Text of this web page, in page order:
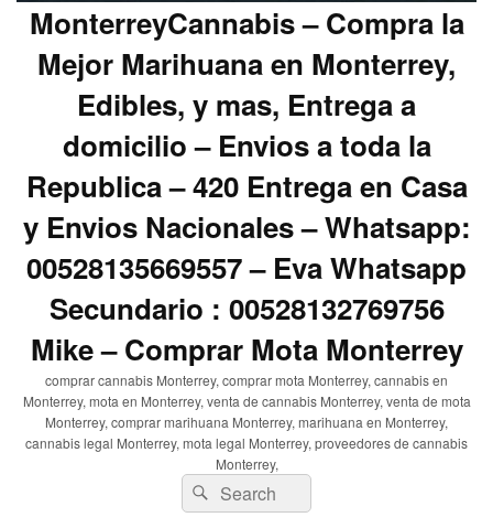
MonterreyCannabis – Compra la
Mejor Marihuana en Monterrey,
Edibles, y mas, Entrega a
domicilio – Envios a toda la
Republica – 420 Entrega en Casa
y Envios Nacionales – Whatsapp:
00528135669557 – Eva Whatsapp
Secundario : 00528132769756
Mike – Comprar Mota Monterrey
comprar cannabis Monterrey, comprar mota Monterrey, cannabis en
Monterrey, mota en Monterrey, venta de cannabis Monterrey, venta de mota
Monterrey, comprar marihuana Monterrey, marihuana en Monterrey,
cannabis legal Monterrey, mota legal Monterrey, proveedores de cannabis
Monterrey,
Search
for:
Search